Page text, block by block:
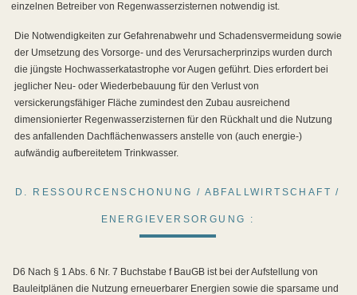
einzelnen Betreiber von Regenwasserzisternen notwendig ist.
Die Notwendigkeiten zur Gefahrenabwehr und Schadensvermeidung sowie
der Umsetzung des Vorsorge- und des Verursacherprinzips wurden durch
die jüngste Hochwasserkatastrophe vor Augen geführt. Dies erfordert bei
jeglicher Neu- oder Wiederbebauung für den Verlust von
versickerungsfähiger Fläche zumindest den Zubau ausreichend
dimensionierter Regenwasserzisternen für den Rückhalt und die Nutzung
des anfallenden Dachflächenwassers anstelle von (auch energie-)
aufwändig aufbereitetem Trinkwasser.
D. RESSOURCENSCHONUNG / ABFALLWIRTSCHAFT /
ENERGIEVERSORGUNG :
D6 Nach § 1 Abs. 6 Nr. 7 Buchstabe f BauGB ist bei der Aufstellung von
Bauleitplänen die Nutzung erneuerbarer Energien sowie die sparsame und